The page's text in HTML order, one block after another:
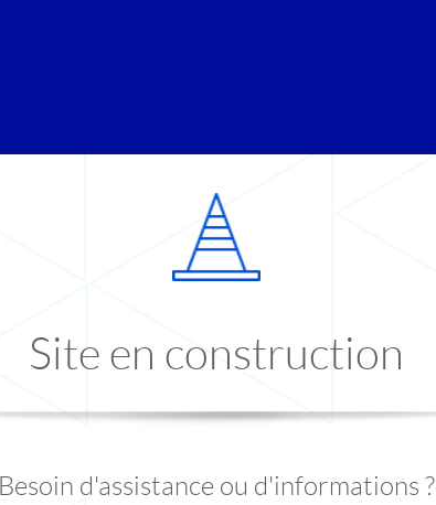
Site en construction
Besoin d'assistance ou d'informations ?